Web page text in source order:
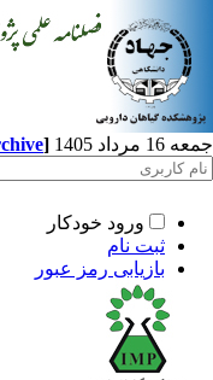
1405
[Archive]
ورود خودکار
ثبت نام
بازیابی رمز عبور